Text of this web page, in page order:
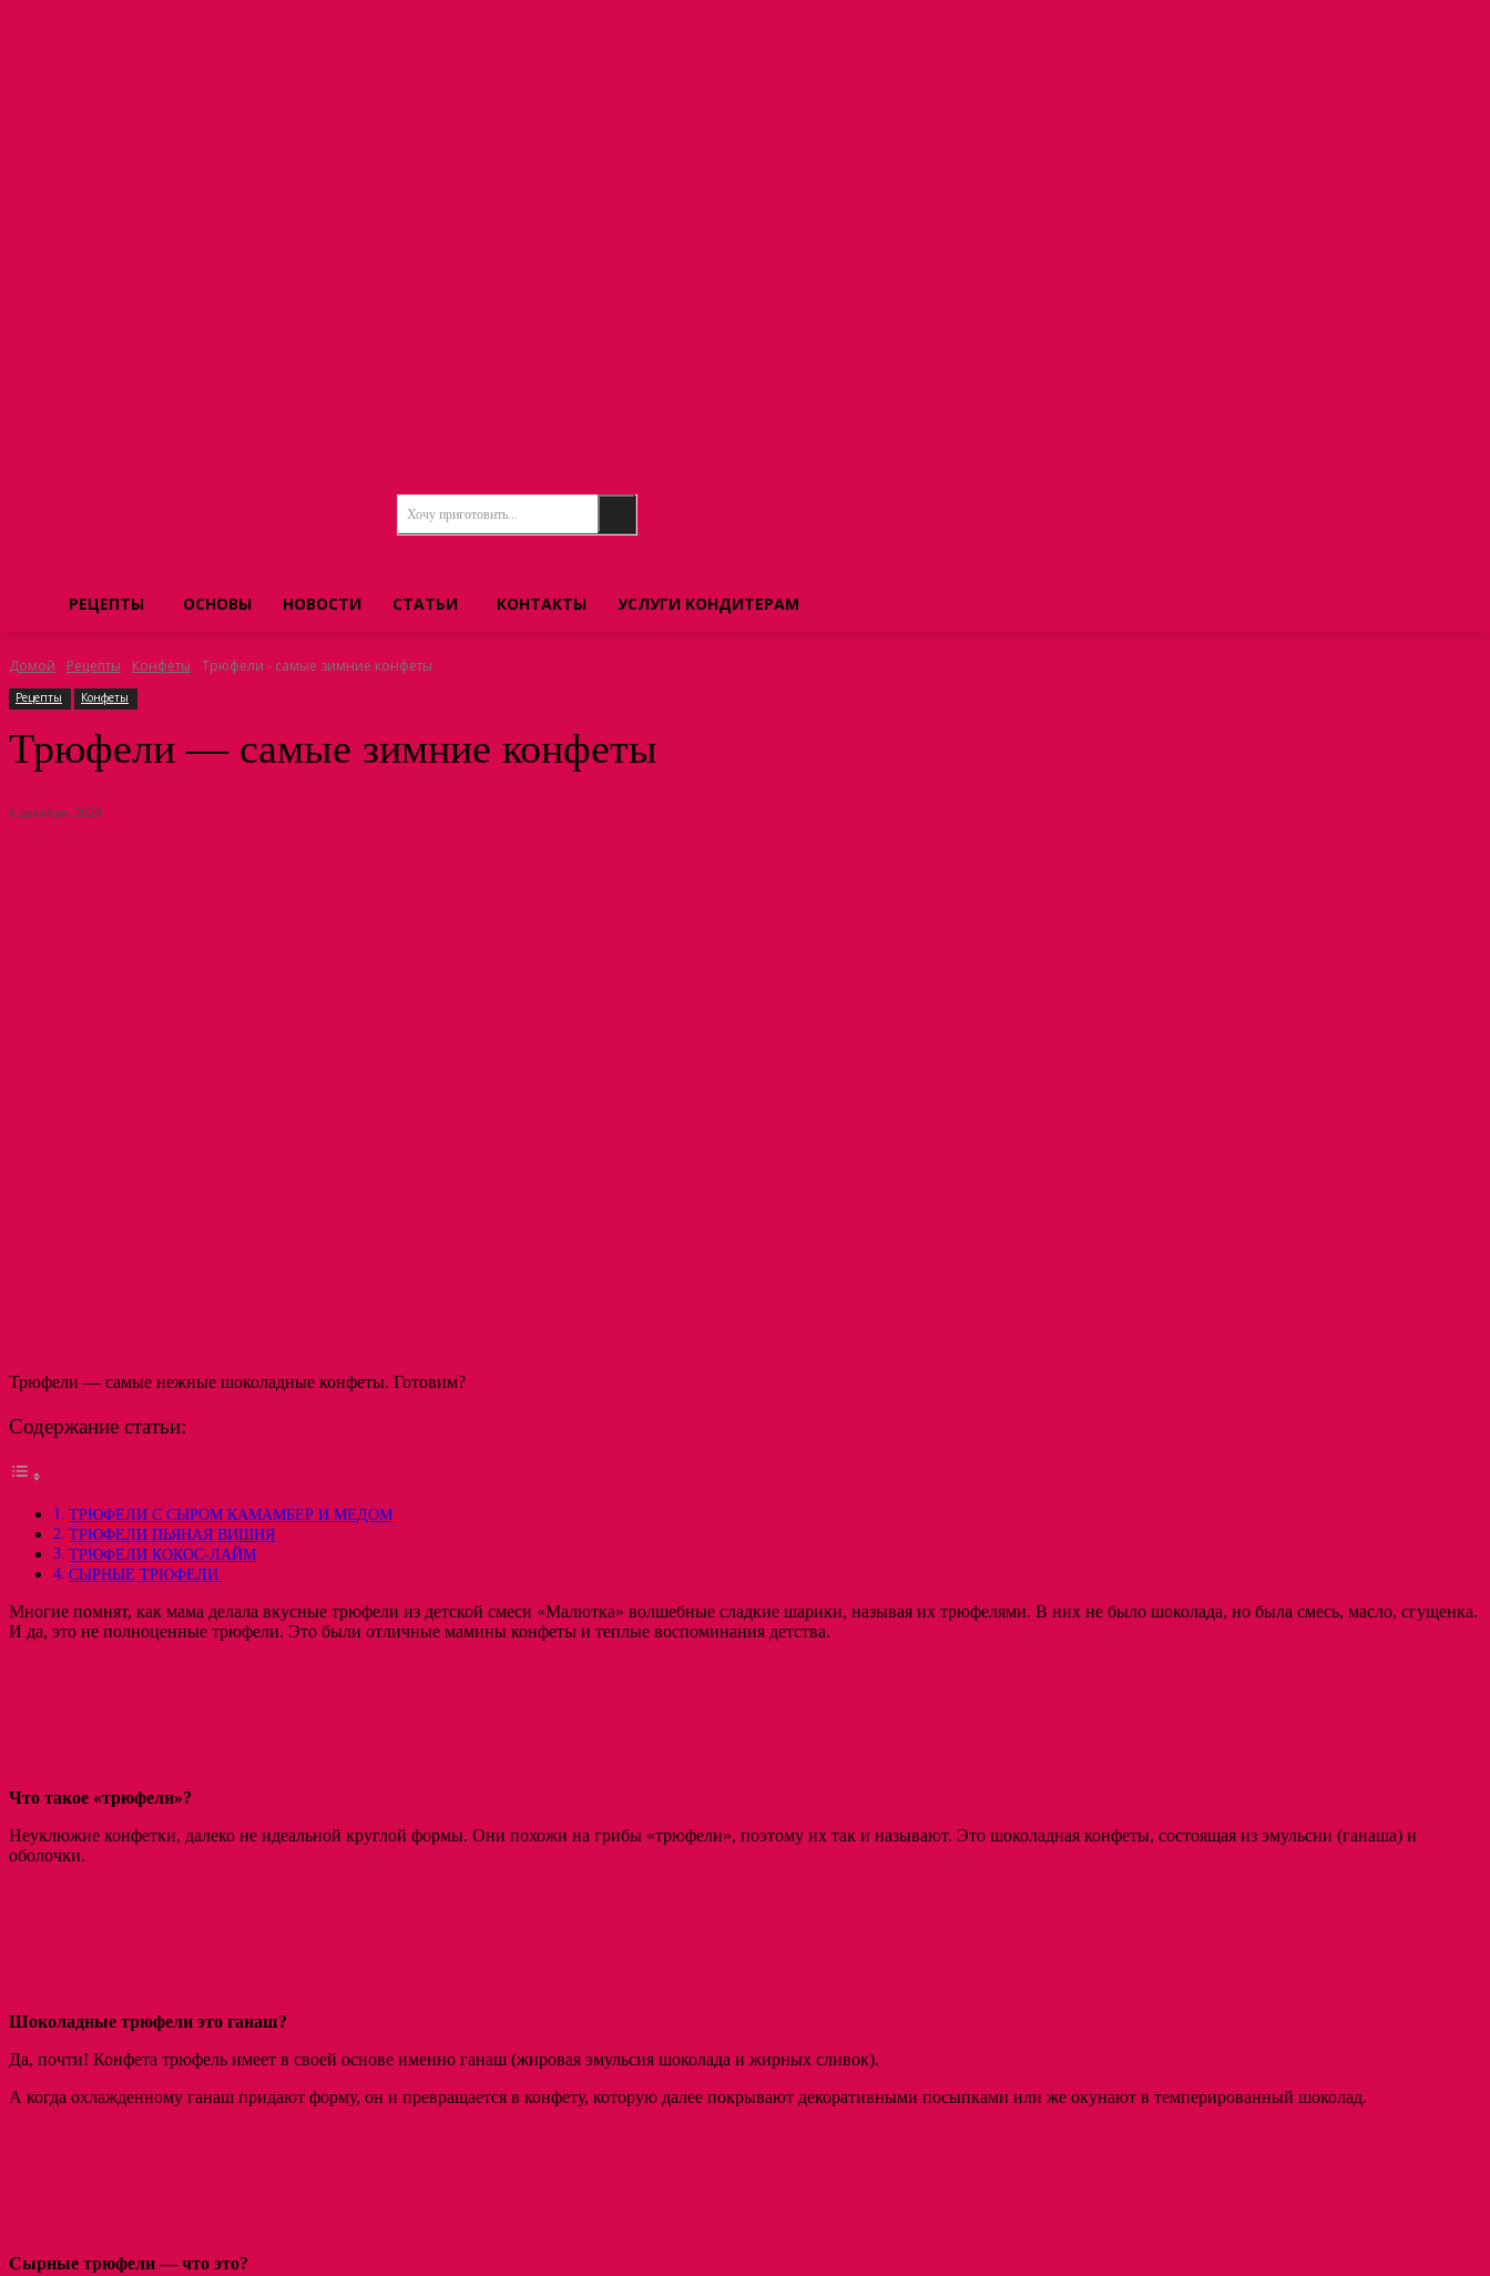
Хочу приготовить...
РЕЦЕПТЫ ОСНОВЫ НОВОСТИ СТАТЬИ КОНТАКТЫ УСЛУГИ КОНДИТЕРАМ
Домой Рецепты Конфеты Трюфели - самые зимние конфеты
Рецепты Конфеты
Трюфели — самые зимние конфеты
6 декабря, 2020
Трюфели — самые нежные шоколадные конфеты. Готовим?
Содержание статьи:
ТРЮФЕЛИ С СЫРОМ КАМАМБЕР И МЕДОМ
ТРЮФЕЛИ ПЬЯНАЯ ВИШНЯ
ТРЮФЕЛИ КОКОС-ЛАЙМ
СЫРНЫЕ ТРЮФЕЛИ
Многие помнят, как мама делала вкусные трюфели из детской смеси «Малютка» волшебные сладкие шарики, называя их трюфелями. В них не было шоколада, но была смесь, масло, сгущенка.
И да, это не полноценные трюфели. Это были отличные мамины конфеты и теплые воспоминания детства.
Что такое «трюфели»?
Неуклюжие конфетки, далеко не идеальной круглой формы. Они похожи на грибы «трюфели», поэтому их так и называют. Это шоколадная конфеты, состоящая из эмульсии (ганаша) и
оболочки.
Шоколадные трюфели это ганаш?
Да, почти! Конфета трюфель имеет в своей основе именно ганаш (жировая эмульсия шоколада и жирных сливок).
А когда охлажденному ганаш придают форму, он и превращается в конфету, которую далее покрывают декоративными посыпками или же окунают в темперированный шоколад.
Сырные трюфели — что это?